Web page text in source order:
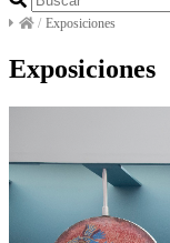
/ Exposiciones
Exposiciones